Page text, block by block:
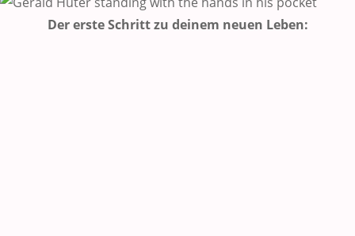
Der erste Schritt zu deinem neuen Leben: